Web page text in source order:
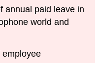
annual paid leave in
world and
employee